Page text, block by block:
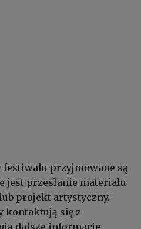
festiwalu przyjmowane są
jest przesłanie materiału
projekt artystyczny.
kontaktują się z
dalsze informacje